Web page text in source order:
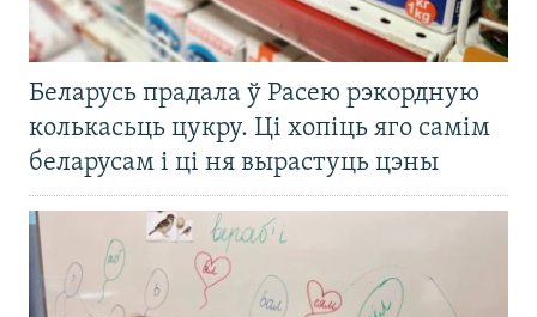
Беларусь прадала ў Расею рэкордную
колькасьць цукру. Ці хопіць яго самім
беларусам і ці ня вырастуць цэны